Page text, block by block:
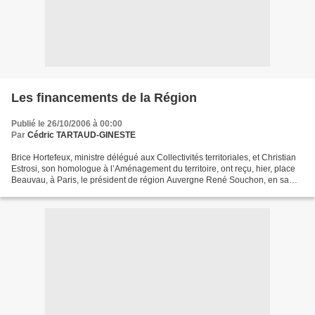
Les financements de la Région
Publié le 26/10/2006 à 00:00
Par Cédric TARTAUD-GINESTE
Brice Hortefeux, ministre délégué aux Collectivités territoriales, et Christian
Estrosi, son homologue à l’Aménagement du territoire, ont reçu, hier, place
Beauvau, à Paris, le président de région Auvergne René Souchon, en sa